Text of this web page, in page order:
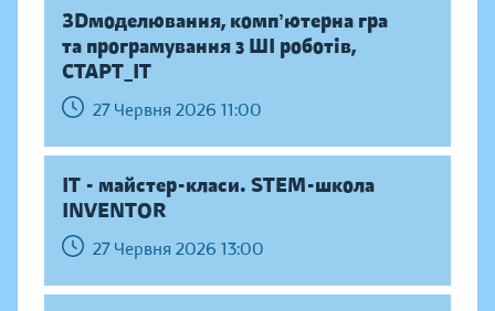
ЗDмоделювання, компʼютерна гра
та програмування з ШІ роботів,
СТАРТ_ІТ
27 Червня 2026 11:00
IT - майстер-класи. STEM-школа
INVENTOR
27 Червня 2026 13:00